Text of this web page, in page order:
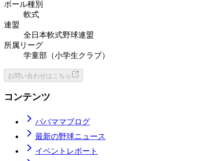
ボール種別
軟式
連盟
全日本軟式野球連盟
所属リーグ
学童部（小学生クラブ）
お問い合わせはこちら
コンテンツ
パパママブログ
最新の野球ニュース
イベントレポート